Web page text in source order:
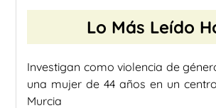
Lo Más Leído
Investigan como violencia de
una mujer de 44 años en un
Murcia